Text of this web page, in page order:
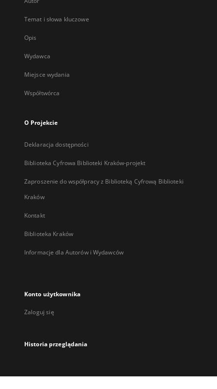
Temat i słowa kluczowe
Opis
Wydawca
Miejsce wydania
Współtwórca
O Projekcie
Deklaracja dostępności
Biblioteka Cyfrowa Biblioteki Kraków-projekt
Zaproszenie do współpracy z Biblioteką Cyfrową Biblioteki
Kraków
Kontakt
Biblioteka Kraków
Informacje dla Autorów i Wydawców
Konto użytkownika
Zaloguj się
Historia przeglądania